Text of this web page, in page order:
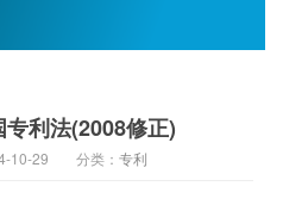
利法(2008修正)
10-29 分类： 专利